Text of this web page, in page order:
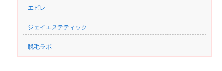
エピレ
ジェイエステティック
脱毛ラボ